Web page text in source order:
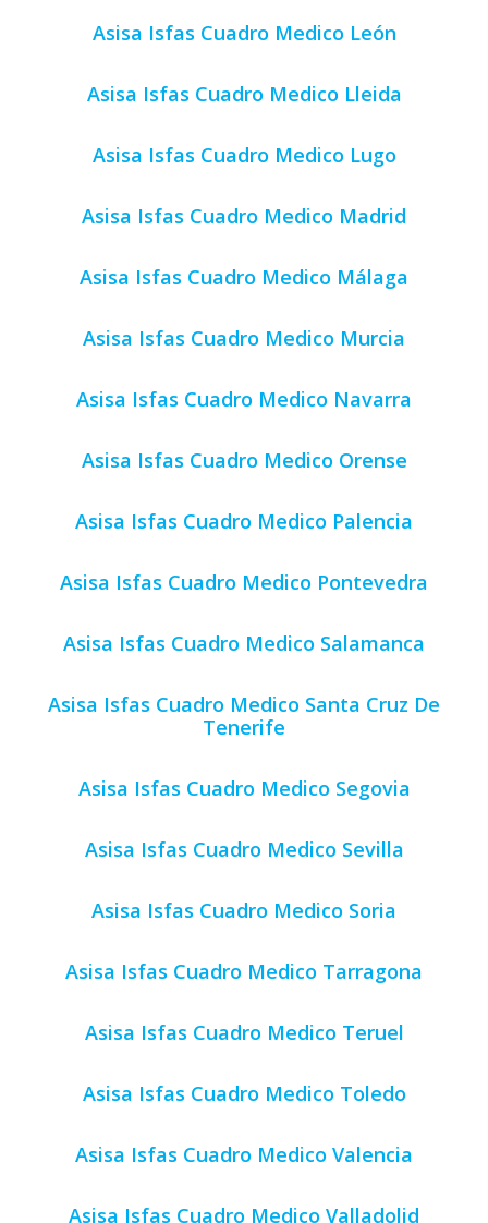
Asisa Isfas Cuadro Medico León
Asisa Isfas Cuadro Medico Lleida
Asisa Isfas Cuadro Medico Lugo
Asisa Isfas Cuadro Medico Madrid
Asisa Isfas Cuadro Medico Málaga
Asisa Isfas Cuadro Medico Murcia
Asisa Isfas Cuadro Medico Navarra
Asisa Isfas Cuadro Medico Orense
Asisa Isfas Cuadro Medico Palencia
Asisa Isfas Cuadro Medico Pontevedra
Asisa Isfas Cuadro Medico Salamanca
Asisa Isfas Cuadro Medico Santa Cruz De
Tenerife
Asisa Isfas Cuadro Medico Segovia
Asisa Isfas Cuadro Medico Sevilla
Asisa Isfas Cuadro Medico Soria
Asisa Isfas Cuadro Medico Tarragona
Asisa Isfas Cuadro Medico Teruel
Asisa Isfas Cuadro Medico Toledo
Asisa Isfas Cuadro Medico Valencia
Asisa Isfas Cuadro Medico Valladolid